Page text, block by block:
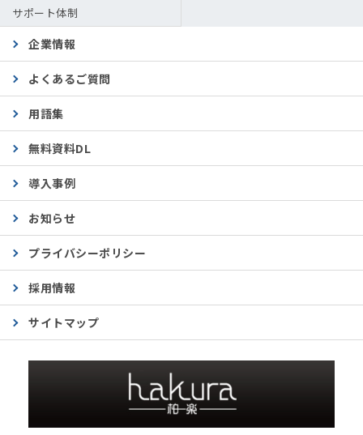
サポート体制
企業情報
よくあるご質問
用語集
無料資料DL
導入事例
お知らせ
プライバシーポリシー
採用情報
サイトマップ